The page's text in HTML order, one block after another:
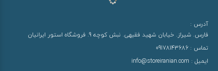
آدرس :
فارس. شیراز. خیابان شهید فقیهی. نبش کوچه 9. فروشگاه استور ایرانیان
تماس : 09178143686
ایمیل : info@storeiranian.com